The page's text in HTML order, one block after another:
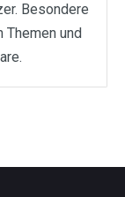
Besondere
Themen und